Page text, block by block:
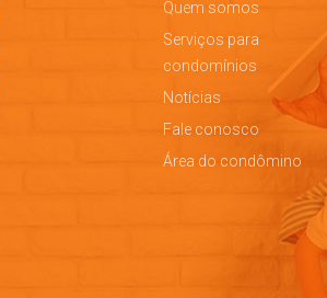
Quem somos
Serviços para
condomínios
Notícias
Fale conosco
Área do condômino